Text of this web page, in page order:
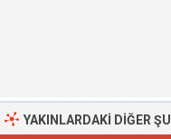
YAKINLARDAKI DIĞER